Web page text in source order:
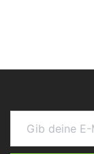
Gib deine E-Mail-Adresse ein ...